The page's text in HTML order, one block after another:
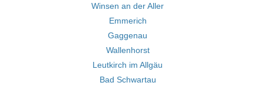
Winsen an der Aller
Emmerich
Gaggenau
Wallenhorst
Leutkirch im Allgäu
Bad Schwartau